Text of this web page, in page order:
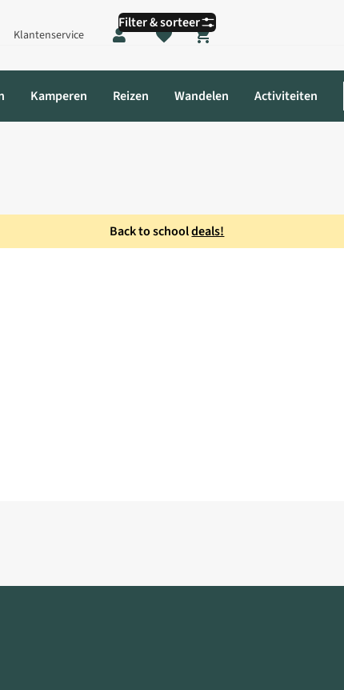
Klantenservice
Shopping cart
Kamperen Reizen Wandelen Activiteiten
Back to schooldeals!
Filter & sorteer